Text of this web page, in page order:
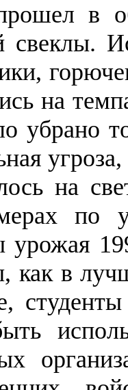
в
свеклы.
на
убрано
на
по
урожая
как в